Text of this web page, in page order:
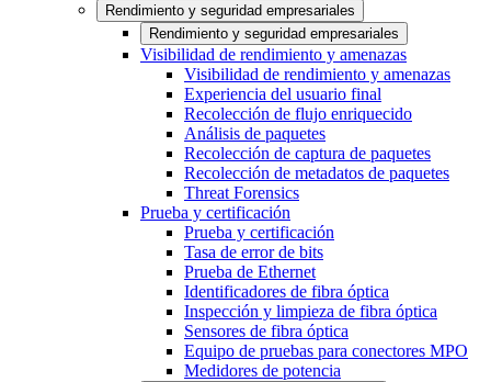
Rendimiento y seguridad empresariales
Rendimiento y seguridad empresariales
Visibilidad de rendimiento y amenazas
Visibilidad de rendimiento y amenazas
Experiencia del usuario final
Recolección de flujo enriquecido
Análisis de paquetes
Recolección de captura de paquetes
Recolección de metadatos de paquetes
Threat Forensics
Prueba y certificación
Prueba y certificación
Tasa de error de bits
Prueba de Ethernet
Identificadores de fibra óptica
Inspección y limpieza de fibra óptica
Sensores de fibra óptica
Equipo de pruebas para conectores MPO
Medidores de potencia